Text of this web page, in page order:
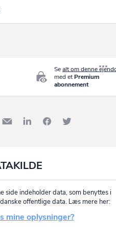
Sealt om denne
med et Premium
abonnement
side indeholder data, som benyttes i
offentlige data. Læs mere her:
mine oplysninger?